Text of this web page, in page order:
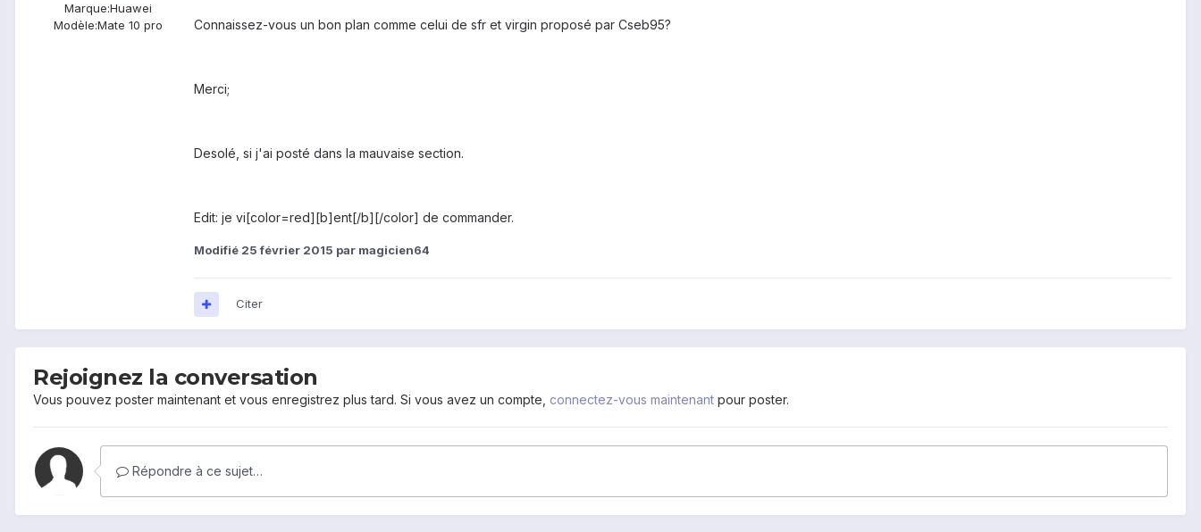
Marque:Huawei
Modèle:Mate 10 pro Connaissez-vous un bon plan comme celui de sfr et virgin proposé par Cseb95?
Merci;
Desolé, si j'ai posté dans la mauvaise section.
Edit: je vi[color=red][b]ent[/b][/color] de commander.
Modifié 25 février 2015 par magicien64
Citer
Rejoignez la conversation
Vous pouvez poster maintenant et vous enregistrez plus tard. Si vous avez un compte, connectez-vous maintenant pour poster.
Répondre à ce sujet…